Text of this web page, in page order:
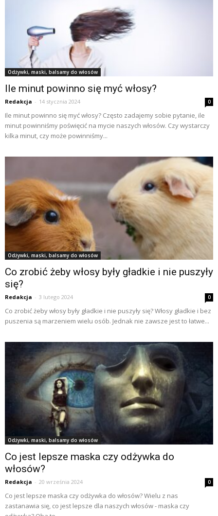
Odżywki, maski, balsamy do włosów
Ile minut powinno się myć włosy?
Redakcja - 14 stycznia 2024 0
Ile minut powinno się myć włosy? Często zadajemy sobie pytanie, ile
minut powinniśmy poświęcić na mycie naszych włosów. Czy wystarczy
kilka minut, czy może powinniśmy...
Odżywki, maski, balsamy do włosów
Co zrobić żeby włosy były gładkie i nie puszyły
się?
Redakcja - 3 lutego 2024 0
Co zrobić żeby włosy były gładkie i nie puszyły się? Włosy gładkie i bez
puszenia są marzeniem wielu osób. Jednak nie zawsze jest to łatwe...
Odżywki, maski, balsamy do włosów
Co jest lepsze maska czy odżywka do
włosów?
Redakcja - 20 września 2024 0
Co jest lepsze maska czy odżywka do włosów? Wielu z nas
zastanawia się, co jest lepsze dla naszych włosów - maska czy